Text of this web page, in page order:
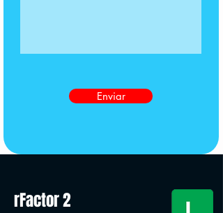
Enviar
rFactor 2